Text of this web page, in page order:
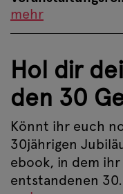
mehr
Hol dir
den 30
Könnt ihr euch
30jährigen
ebook, in dem ihr
entstandenen